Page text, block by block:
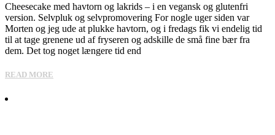
Cheesecake med havtorn og lakrids – i en vegansk og glutenfri
version. Selvpluk og selvpromovering For nogle uger siden var
Morten og jeg ude at plukke havtorn, og i fredags fik vi endelig tid
til at tage grenene ud af fryseren og adskille de små fine bær fra
dem. Det tog noget længere tid end
READ MORE